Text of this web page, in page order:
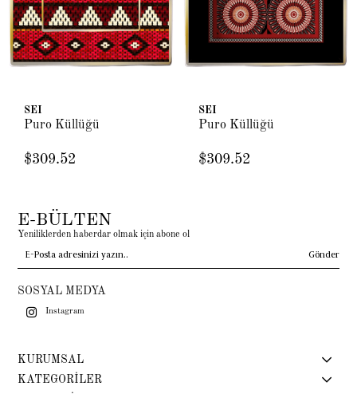
SEI
Puro Küllüğü
$309.52
SEI
Puro Küllüğü
$309.52
E-BÜLTEN
Yeniliklerden haberdar olmak için abone ol
Gönder
SOSYAL MEDYA
Instagram
KURUMSAL
KATEGORİLER